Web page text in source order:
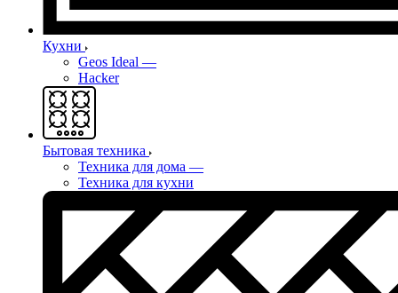
Кухни
Geos Ideal —
Hacker
Бытовая техника
Техника для дома —
Техника для кухни